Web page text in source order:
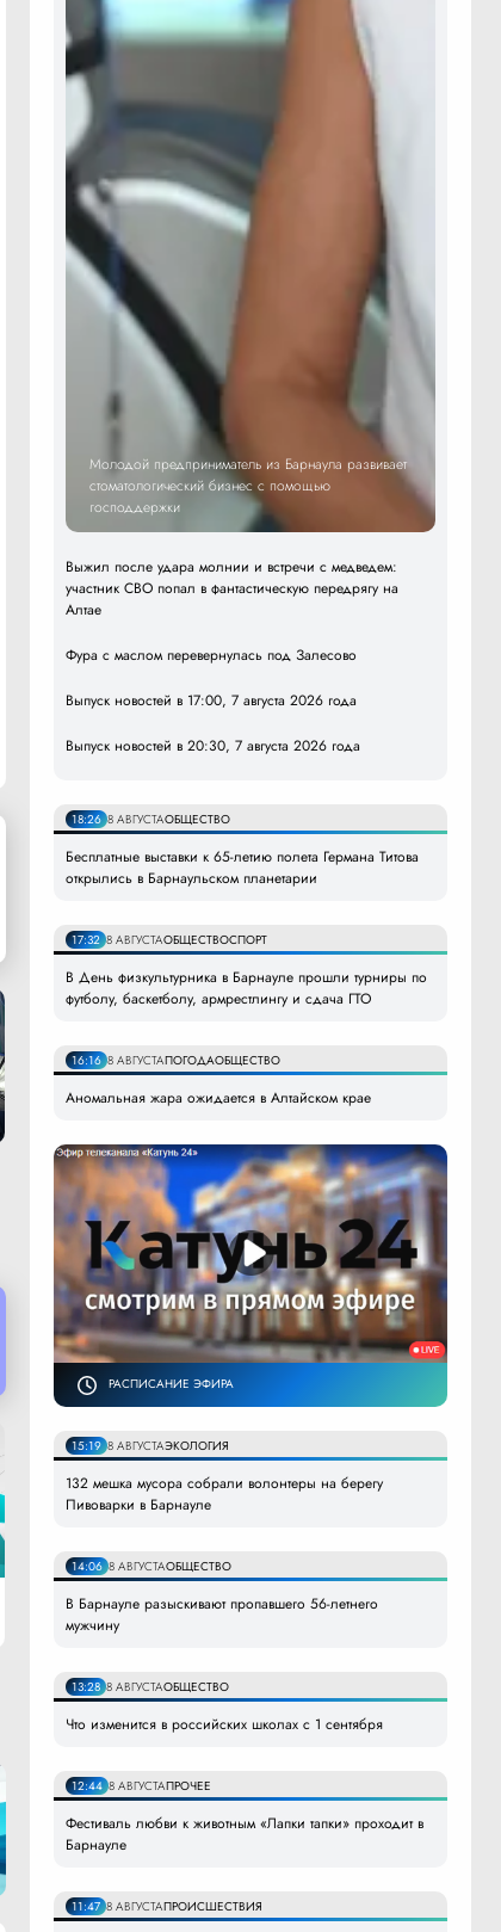
Молодой предприниматель из Барнаула развивает
стоматологический бизнес с помощью
господдержки
Выжил после удара молнии и встречи с медведем:
участник СВО попал в фантастическую передрягу на
Алтае
Фура с маслом перевернулась под Залесово
Выпуск новостей в 17:00, 7 августа 2026 года
Выпуск новостей в 20:30, 7 августа 2026 года
18:26 8 АВГУСТАОБЩЕСТВО
Бесплатные выставки к 65-летию полета Германа Титова
открылись в Барнаульском планетарии
17:32 8 АВГУСТАОБЩЕСТВОСПОРТ
В День физкультурника в Барнауле прошли турниры по
футболу, баскетболу, армрестлингу и сдача ГТО
16:16 8 АВГУСТАПОГОДАОБЩЕСТВО
Аномальная жара ожидается в Алтайском крае
РАСПИСАНИЕ ЭФИРА
15:19 8 АВГУСТАЭКОЛОГИЯ
132 мешка мусора собрали волонтеры на берегу
Пивоварки в Барнауле
14:06 8 АВГУСТАОБЩЕСТВО
В Барнауле разыскивают пропавшего 56-летнего
мужчину
13:28 8 АВГУСТАОБЩЕСТВО
Что изменится в российских школах с 1 сентября
12:44 8 АВГУСТАПРОЧЕЕ
Фестиваль любви к животным «Лапки тапки» проходит в
Барнауле
11:47 8 АВГУСТАПРОИСШЕСТВИЯ